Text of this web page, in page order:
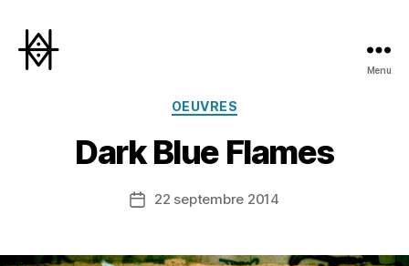
Menu
Catégories
OEUVRES
Dark Blue Flames
Date22 septembre 2014